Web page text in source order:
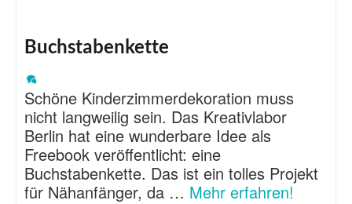
Buchstabenkette
Schöne Kinderzimmerdekoration muss
nicht langweilig sein. Das Kreativlabor
Berlin hat eine wunderbare Idee als
Freebook veröffentlicht: eine
Buchstabenkette. Das ist ein tolles Projekt
für Nähanfänger, da … Mehr erfahren!